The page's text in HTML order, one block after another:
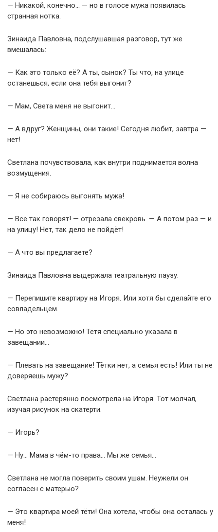
— Никакой, конечно… — но в голосе мужа появилась
странная нотка.
Зинаида Павловна, подслушавшая разговор, тут же
вмешалась:
— Как это только её? А ты, сынок? Ты что, на улице
останешься, если она тебя выгонит?
— Мам, Света меня не выгонит…
— А вдруг? Женщины, они такие! Сегодня любит, завтра —
нет!
Светлана почувствовала, как внутри поднимается волна
возмущения.
— Я не собираюсь выгонять мужа!
— Все так говорят! — отрезала свекровь. — А потом раз — и
на улицу! Нет, так дело не пойдёт!
— А что вы предлагаете?
Зинаида Павловна выдержала театральную паузу.
— Перепишите квартиру на Игоря. Или хотя бы сделайте его
совладельцем.
— Но это невозможно! Тётя специально указала в
завещании…
— Плевать на завещание! Тётки нет, а семья есть! Или ты не
доверяешь мужу?
Светлана растерянно посмотрела на Игоря. Тот молчал,
изучая рисунок на скатерти.
— Игорь?
— Ну… Мама в чём-то права… Мы же семья…
Светлана не могла поверить своим ушам. Неужели он
согласен с матерью?
— Это квартира моей тёти! Она хотела, чтобы она осталась у
меня!